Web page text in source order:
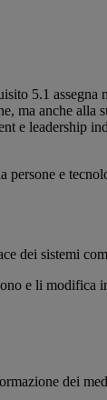
5.1
ma anche alla
e leadership
persone e
dei sistemi
e li
dei